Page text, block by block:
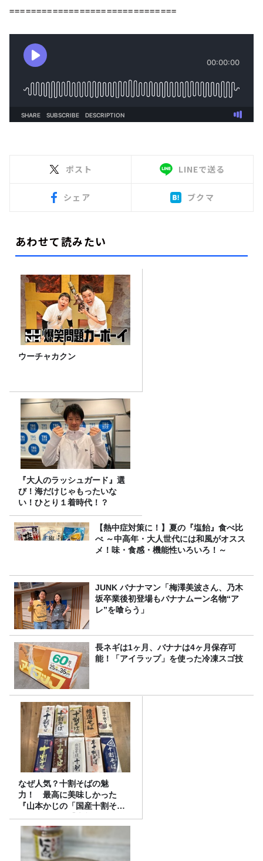
===============================
ポスト LINEで送る
シェア ブクマ
あわせて読みたい
ウーチャカクン
『大人のラッシュガード』選
び！海だけじゃもったいな
い！ひとり１着時代！？
【熱中症対策に！】夏の『塩飴』食べ比
べ ～中高年・大人世代には和風がオスス
メ！味・食感・機能性いろいろ！～
JUNK バナナマン「梅澤美波さん、乃木
坂卒業後初登場もバナナムーン名物“ア
レ”を喰らう」
長ネギは1ヶ月、バナナは4ヶ月保存可
能！「アイラップ」を使った冷凍スゴ技
なぜ人気？十割そばの魅
力！ 最高に美味しかった
『山本かじの「国産十割そ
ば」』とは？【十割そば10種
食べ比べ】